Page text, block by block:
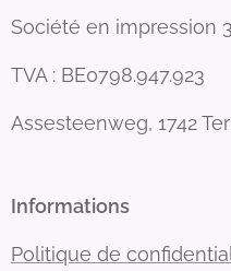
Société en impression
TVA : BE0798.947.923
Assesteenweg, 1742
Informations
Politique de